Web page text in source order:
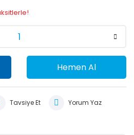
Hemen Al
Tavsiye Et Yorum Yaz